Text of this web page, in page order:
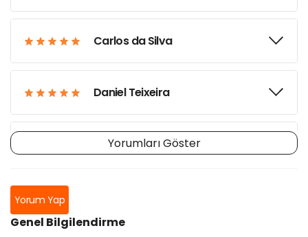
Carlos da Silva
Daniel Teixeira
Andrew Nilsen
Yorumları Göster
Yorum Yap
Genel Bilgilendirme